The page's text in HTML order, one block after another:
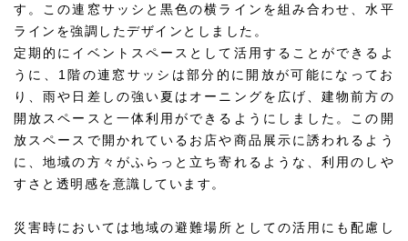
す。この連窓サッシと黒色の横ラインを組み合わせ、水平
ラインを強調したデザインとしました。
定期的にイベントスペースとして活用することができるよ
うに、1階の連窓サッシは部分的に開放が可能になってお
り、雨や日差しの強い夏はオーニングを広げ、建物前方の
開放スペースと一体利用ができるようにしました。この開
放スペースで開かれているお店や商品展示に誘われるよう
に、地域の方々がふらっと立ち寄れるような、利用のしや
すさと透明感を意識しています。
災害時においては地域の避難場所としての活用にも配慮し